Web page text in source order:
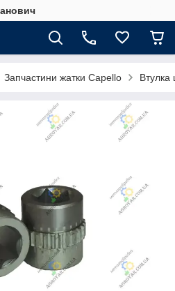
Запчастини жатки Capello Втулка